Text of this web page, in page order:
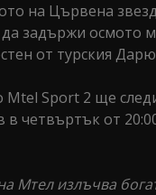
на Цървена
задържи осмото
от турския
Sport 2 ще
четвъртък от
Мтел излъчва